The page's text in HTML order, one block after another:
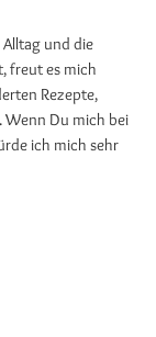
und die
freut es mich
Rezepte,
Wenn Du mich bei
ich mich sehr